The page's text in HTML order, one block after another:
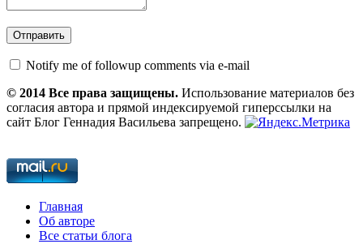
Notify me of followup comments via e-mail
© 2014 Все права защищены. Использование материалов без
согласия автора и прямой индексируемой гиперссылки на
сайт Блог Геннадия Васильева запрещено.
Главная
Об авторе
Все статьи блога